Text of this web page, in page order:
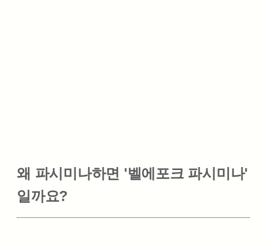
왜 파시미나하면 '벨에포크 파시미나'
일까요?